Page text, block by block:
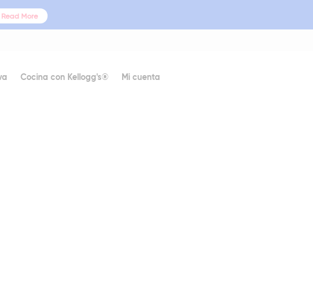
Read More
Cocina con Kellogg's® Mi cuenta